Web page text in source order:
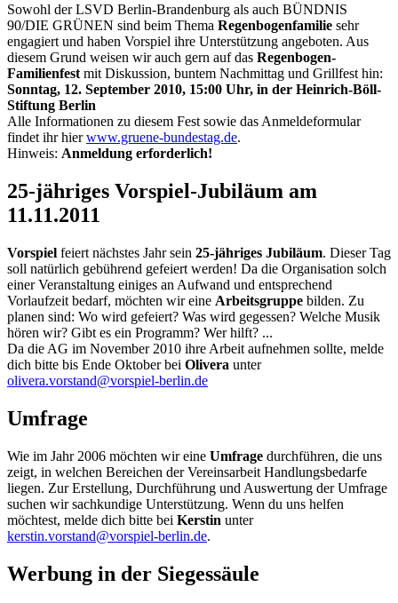
Sowohl der LSVD Berlin-Brandenburg als auch BÜNDNIS
90/DIE GRÜNEN sind beim Thema Regenbogenfamilie sehr
engagiert und haben Vorspiel ihre Unterstützung angeboten. Aus
diesem Grund weisen wir auch gern auf das Regenbogen-
Familienfest mit Diskussion, buntem Nachmittag und Grillfest hin:
Sonntag, 12. September 2010, 15:00 Uhr, in der Heinrich-Böll-
Stiftung Berlin
Alle Informationen zu diesem Fest sowie das Anmeldeformular
findet ihr hierwww.gruene-bundestag.de.
Hinweis: Anmeldung erforderlich!
25-jähriges Vorspiel-Jubiläum am
11.11.2011
Vorspiel feiert nächstes Jahr sein 25-jähriges Jubiläum. Dieser Tag
soll natürlich gebührend gefeiert werden! Da die Organisation solch
einer Veranstaltung einiges an Aufwand und entsprechend
Vorlaufzeit bedarf, möchten wir eine Arbeitsgruppe bilden. Zu
planen sind: Wo wird gefeiert? Was wird gegessen? Welche Musik
hören wir? Gibt es ein Programm? Wer hilft? ...
Da die AG im November 2010 ihre Arbeit aufnehmen sollte, melde
dich bitte bis Ende Oktober bei Olivera unter
olivera.vorstand@vorspiel-berlin.de
Umfrage
Wie im Jahr 2006 möchten wir eine Umfrage durchführen, die uns
zeigt, in welchen Bereichen der Vereinsarbeit Handlungsbedarfe
liegen. Zur Erstellung, Durchführung und Auswertung der Umfrage
suchen wir sachkundige Unterstützung. Wenn du uns helfen
möchtest, melde dich bitte bei Kerstin unter
kerstin.vorstand@vorspiel-berlin.de.
Werbung in der Siegessäule